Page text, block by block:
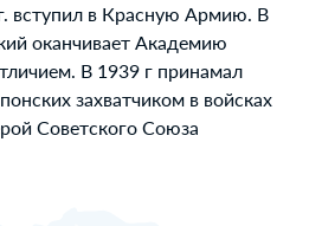
вступил в Красную Армию. В
оканчивает Академию
В 1939 г принамал
захватчиком в войсках
Советского Союза